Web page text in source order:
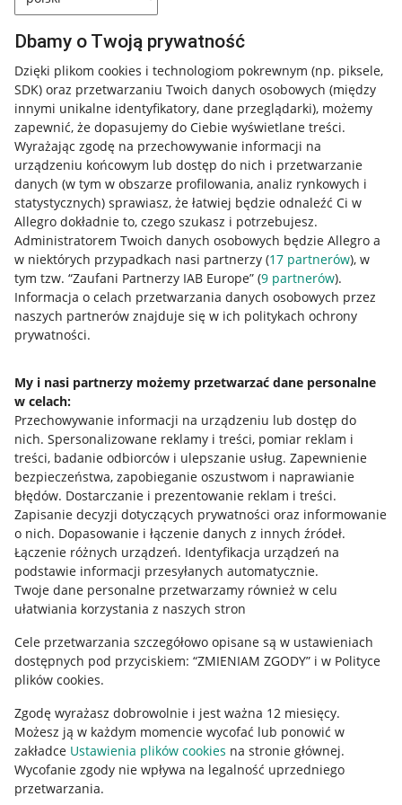
Dbamy o Twoją prywatność
Dzięki plikom cookies i technologiom pokrewnym (np. piksele,
SDK) oraz przetwarzaniu Twoich danych osobowych (między
innymi unikalne identyfikatory, dane przeglądarki), możemy
zapewnić, że dopasujemy do Ciebie wyświetlane treści.
Wyrażając zgodę na przechowywanie informacji na
urządzeniu końcowym lub dostęp do nich i przetwarzanie
danych (w tym w obszarze profilowania, analiz rynkowych i
statystycznych) sprawiasz, że łatwiej będzie odnaleźć Ci w
Allegro dokładnie to, czego szukasz i potrzebujesz.
Administratorem Twoich danych osobowych będzie Allegro a
w niektórych przypadkach nasi partnerzy (17 partnerów), w
tym tzw. “Zaufani Partnerzy IAB Europe” (9 partnerów).
Informacja o celach przetwarzania danych osobowych przez
naszych partnerów znajduje się w ich politykach ochrony
prywatności.
My i nasi partnerzy możemy przetwarzać dane personalne
w celach:
Przechowywanie informacji na urządzeniu lub dostęp do
nich. Spersonalizowane reklamy i treści, pomiar reklam i
treści, badanie odbiorców i ulepszanie usług. Zapewnienie
bezpieczeństwa, zapobieganie oszustwom i naprawianie
błędów. Dostarczanie i prezentowanie reklam i treści.
Zapisanie decyzji dotyczących prywatności oraz informowanie
o nich. Dopasowanie i łączenie danych z innych źródeł.
Łączenie różnych urządzeń. Identyfikacja urządzeń na
podstawie informacji przesyłanych automatycznie.
Twoje dane personalne przetwarzamy również w celu
ułatwiania korzystania z naszych stron
Cele przetwarzania szczegółowo opisane są w ustawieniach
dostępnych pod przyciskiem: “ZMIENIAM ZGODY” i w Polityce
plików cookies.
Zgodę wyrażasz dobrowolnie i jest ważna 12 miesięcy.
Możesz ją w każdym momencie wycofać lub ponowić w
zakładce Ustawienia plików cookies na stronie głównej.
Wycofanie zgody nie wpływa na legalność uprzedniego
przetwarzania.
Przydatne informacje
Jak to działa
Allegro Gadane dla sprzedających
Allegro Gadane dla kupujących
Mapa miejscowości
Informacje prawne
Regulamin
Polityka plików "cookies"
Ustawienia plików "cookies"
Udostępnianie lokalizacji
Informacje dla Aktu o Usługach Cyfrowych
Pobierz aplikację